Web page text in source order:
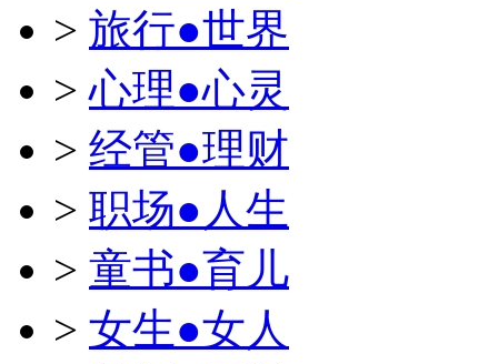
> 旅行●世界
>心理●心灵
> 经管●理财
> 职场●人生
> 童书●育儿
> 女生●女人